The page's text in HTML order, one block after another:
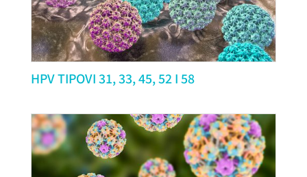
HPV TIPOVI 31, 33, 45, 52 I 58